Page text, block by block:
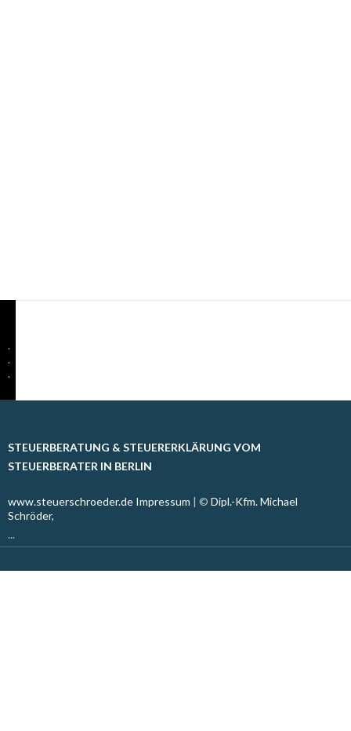
.
.
.
STEUERBERATUNG & STEUERERKLÄRUNG VOM
STEUERBERATER IN BERLIN
www.steuerschroeder.de Impressum | © Dipl.-Kfm. Michael
Schröder,
...